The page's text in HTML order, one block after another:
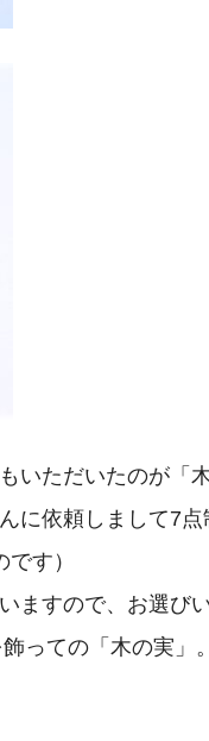
いただいたのが「
に依頼しまして7点
す）
ますので、お選び
っての「木の実」。